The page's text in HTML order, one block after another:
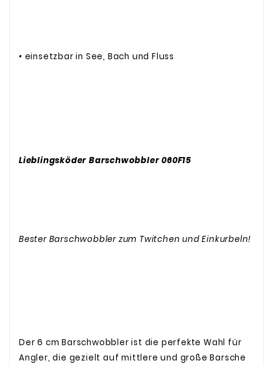
• einsetzbar in See, Bach und Fluss
Lieblingsköder Barschwobbler 060F15
Bester Barschwobbler zum Twitchen und Einkurbeln!
Der 6 cm Barschwobbler ist die perfekte Wahl für
Angler, die gezielt auf mittlere und große Barsche